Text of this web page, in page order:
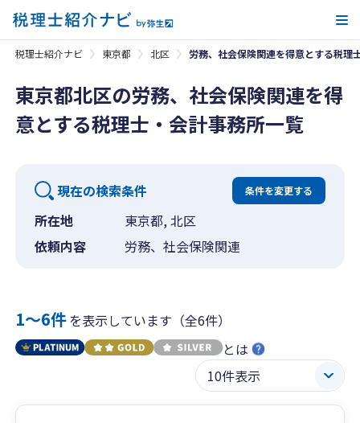
税理士紹介ナビ 東京都 北区 労務、社会保険関連を得意とする税理
東京都北区の労務、社会保険関連を得
意とする税理士・会計事務所一覧
現在の検索条件 条件を変更する
所在地
東京都, 北区
依頼内容
労務、社会保険関連
1〜6件を表示しています（全6件）
とは